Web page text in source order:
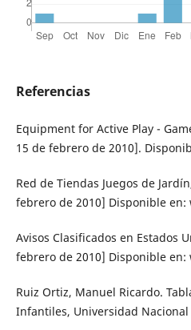
Referencias
Equipment for Active Play -
15 de febrero de 2010].
Red de Tiendas Juegos de
febrero de 2010] Disponible
Avisos Clasificados en Estados
febrero de 2010] Disponible en:
Ruiz Ortiz, Manuel Ricardo.
Infantiles, Universidad Nacional